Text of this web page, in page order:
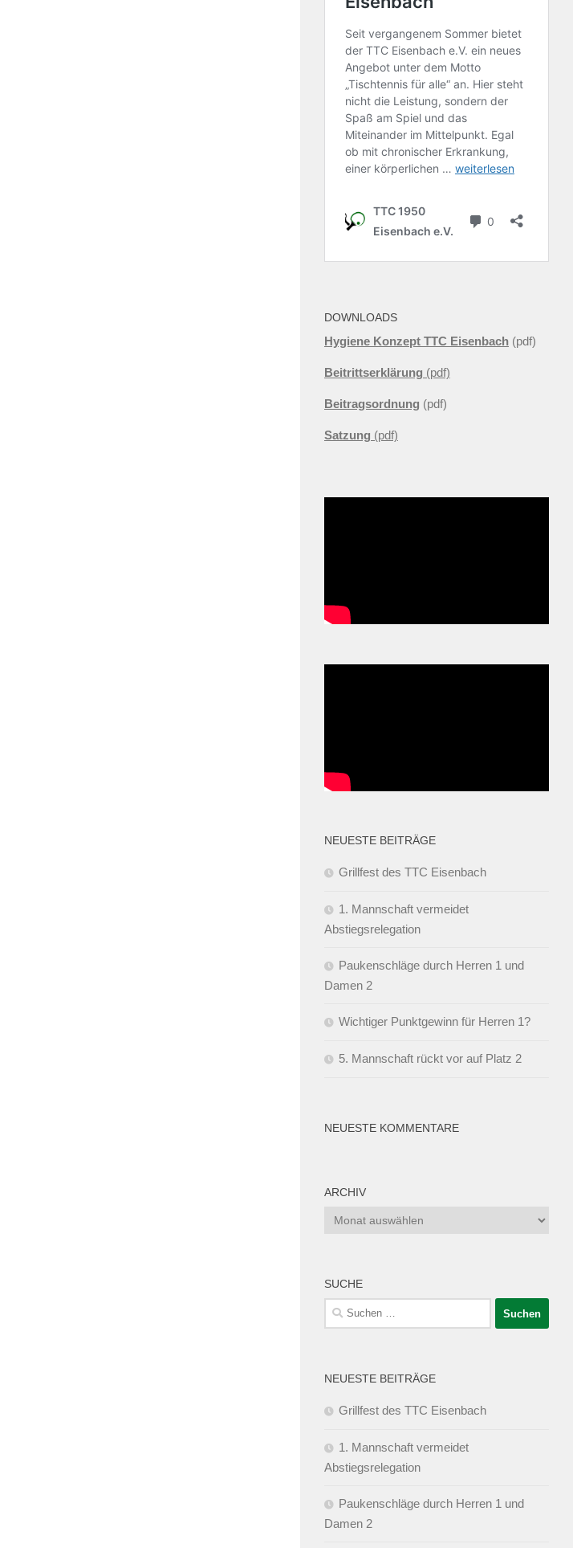
DOWNLOADS
Hygiene Konzept TTC Eisenbach (pdf)
Beitrittserklärung (pdf)
Beitragsordnung (pdf)
Satzung (pdf)
NEUESTE BEITRÄGE
Grillfest des TTC Eisenbach
1. Mannschaft vermeidet
Abstiegsrelegation
Paukenschläge durch Herren 1 und
Damen 2
Wichtiger Punktgewinn für Herren 1?
5. Mannschaft rückt vor auf Platz 2
NEUESTE KOMMENTARE
ARCHIV
Archiv
SUCHE
Suchen
nach:
NEUESTE BEITRÄGE
Grillfest des TTC Eisenbach
1. Mannschaft vermeidet
Abstiegsrelegation
Paukenschläge durch Herren 1 und
Damen 2